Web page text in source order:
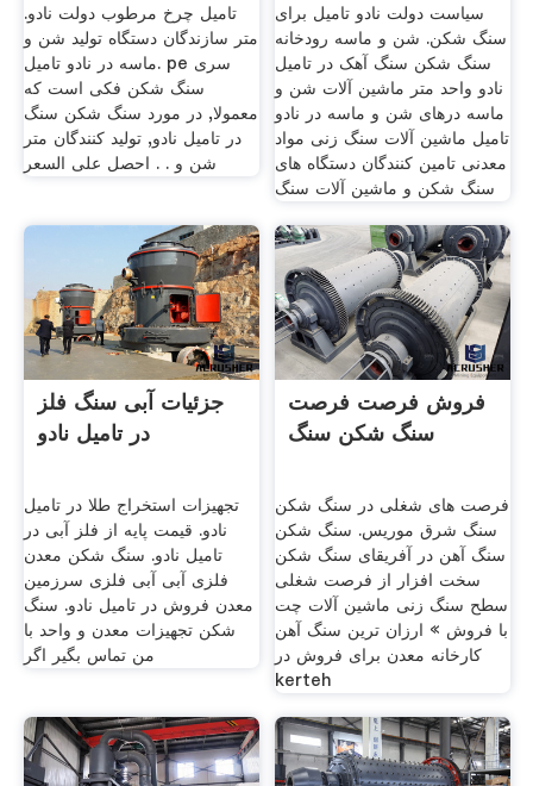
تامیل چرخ مرطوب دولت نادو.
متر سازندگان دستگاه تولید شن و
ماسه در نادو تامیل. pe سری
سنگ شکن فکی است که
معمولا, در مورد سنگ شکن سنگ
در تامیل نادو, تولید کنندگان متر
شن و . . احصل على السعر
سیاست دولت نادو تامیل برای
سنگ شکن. شن و ماسه رودخانه
سنگ شکن سنگ آهک در تامیل
نادو واحد متر ماشین آلات شن و
ماسه درهای شن و ماسه در نادو
تامیل ماشین آلات سنگ زنی مواد
معدنی تامین کنندگان دستگاه های
سنگ شکن و ماشین آلات سنگ
جزئیات آبی سنگ فلز
در تامیل نادو
تجهیزات استخراج طلا در تامیل
نادو. قیمت پایه از فلز آبی در
تامیل نادو. سنگ شکن معدن
فلزی آبی آبی فلزی سرزمین
معدن فروش در تامیل نادو. سنگ
شکن تجهیزات معدن و واحد با
من تماس بگیر اگر
فروش فرصت فرصت
سنگ شکن سنگ
فرصت های شغلی در سنگ شکن
سنگ شرق موریس. سنگ شکن
سنگ آهن در آفریقای سنگ شکن
سخت افزار از فرصت شغلی
سطح سنگ زنی ماشین آلات چت
با فروش » ارزان ترین سنگ آهن
کارخانه معدن برای فروش در
kerteh